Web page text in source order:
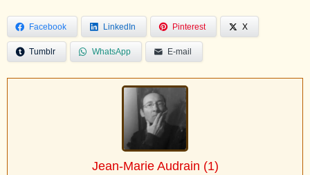
Facebook LinkedIn Pinterest X
Tumblr WhatsApp E-mail
Jean-Marie Audrain (1)